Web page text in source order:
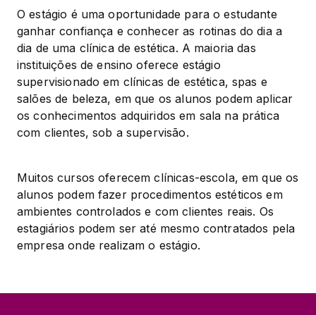
O estágio é uma oportunidade para o estudante
ganhar confiança e conhecer as rotinas do dia a
dia de uma clínica de estética. A maioria das
instituições de ensino oferece estágio
supervisionado em clínicas de estética, spas e
salões de beleza, em que os alunos podem aplicar
os conhecimentos adquiridos em sala na prática
com clientes, sob a supervisão.
Muitos cursos oferecem clínicas-escola, em que os
alunos podem fazer procedimentos estéticos em
ambientes controlados e com clientes reais. Os
estagiários podem ser até mesmo contratados pela
empresa onde realizam o estágio.